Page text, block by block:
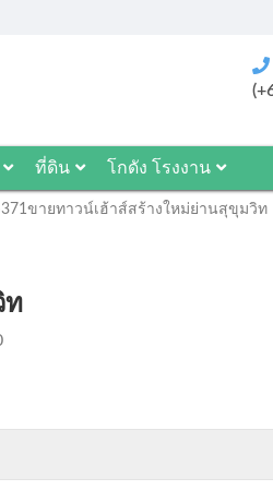
ที่ดิน โกดัง โรงงาน
ขายทาวน์เฮ้าส์สร้างใหม่ย่านสุขุมวิท
ท